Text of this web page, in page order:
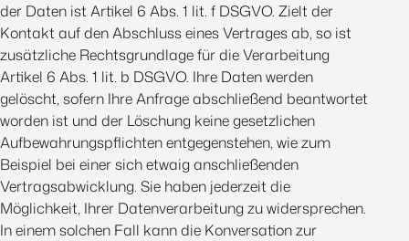
der Daten ist Artikel 6 Abs. 1 lit. f DSGVO. Zielt der
Kontakt auf den Abschluss eines Vertrages ab, so ist
zusätzliche Rechtsgrundlage für die Verarbeitung
Artikel 6 Abs. 1 lit. b DSGVO. Ihre Daten werden
gelöscht, sofern Ihre Anfrage abschließend beantwortet
worden ist und der Löschung keine gesetzlichen
Aufbewahrungspflichten entgegenstehen, wie zum
Beispiel bei einer sich etwaig anschließenden
Vertragsabwicklung. Sie haben jederzeit die
Möglichkeit, Ihrer Datenverarbeitung zu widersprechen.
In einem solchen Fall kann die Konversation zur